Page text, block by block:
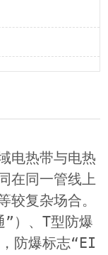
电热带与电热
在同一管线上
较复杂场合。
”）、T型防爆
防爆标志“EI